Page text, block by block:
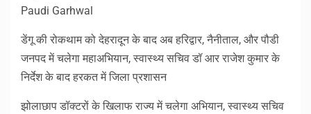
Paudi Garhwal
डेंगू की रोकथाम को देहरादून के बाद अब हरिद्वार, नैनीताल, और पौडी
जनपद में चलेगा महाअभियान, स्वास्थ्य सचिव डॉ आर राजेश कुमार के
निर्देश के बाद हरकत में जिला प्रशासन
झोलाछाप डॉक्टरों के खिलाफ राज्य में चलेगा अभियान, स्वास्थ्य सचिव